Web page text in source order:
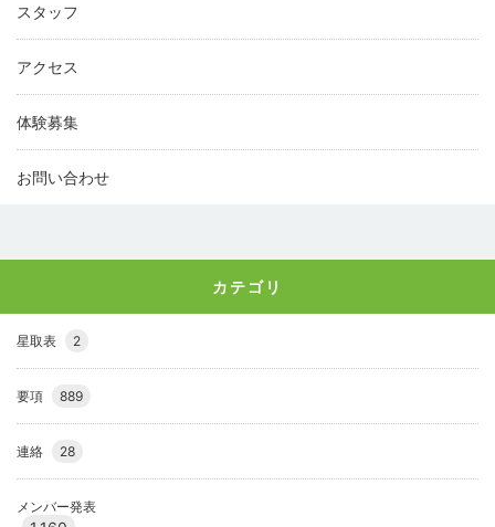
スタッフ
アクセス
体験募集
お問い合わせ
カテゴリ
星取表 2
要項 889
連絡 28
メンバー発表